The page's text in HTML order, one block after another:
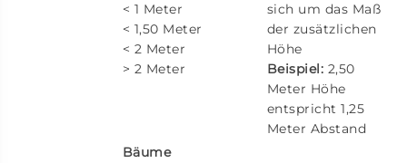
< 1 Meter
< 1,50 Meter
< 2 Meter
> 2 Meter
sich um das Maß
der zusätzlichen
Höhe
Beispiel: 2,50
Meter Höhe
entspricht 1,25
Meter Abstand
Bäume